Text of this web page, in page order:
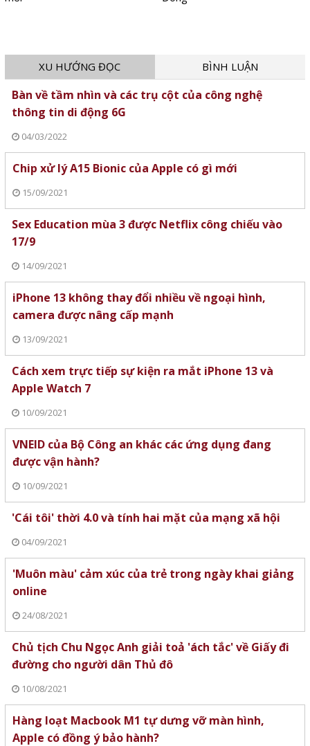
XU HƯỚNG ĐỌC BÌNH LUẬN
Bàn về tầm nhìn và các trụ cột của công nghệ
thông tin di động 6G
04/03/2022
Chip xử lý A15 Bionic của Apple có gì mới
15/09/2021
Sex Education mùa 3 được Netflix công chiếu vào
17/9
14/09/2021
iPhone 13 không thay đổi nhiều về ngoại hình,
camera được nâng cấp mạnh
13/09/2021
Cách xem trực tiếp sự kiện ra mắt iPhone 13 và
Apple Watch 7
10/09/2021
VNEID của Bộ Công an khác các ứng dụng đang
được vận hành?
10/09/2021
'Cái tôi' thời 4.0 và tính hai mặt của mạng xã hội
04/09/2021
'Muôn màu' cảm xúc của trẻ trong ngày khai giảng
online
24/08/2021
Chủ tịch Chu Ngọc Anh giải toả 'ách tắc' về Giấy đi
đường cho người dân Thủ đô
10/08/2021
Hàng loạt Macbook M1 tự dưng vỡ màn hình,
Apple có đồng ý bảo hành?